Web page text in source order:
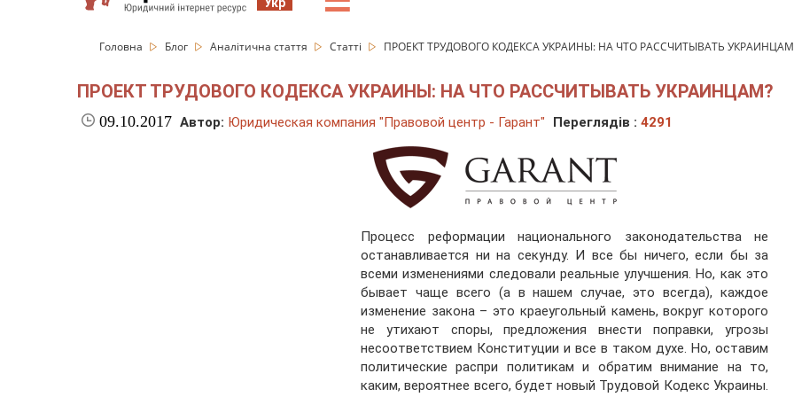
Головна Блог Аналітична стаття Статті ПРОЕКТ ТРУДОВОГО КОДЕКСА УКРАИНЫ: НА ЧТО РАССЧИТЫВАТЬ
ПРОЕКТ ТРУДОВОГО КОДЕКСА УКРАИНЫ: НА ЧТО РАССЧИТЫВАТЬ УКРАИНЦАМ?
09.10.2017 Автор: Юридическая компания "Правовой центр - Гарант" Переглядів : 4291
Процесс реформации национального законодательства не
останавливается ни на секунду. И все бы ничего, если бы за
всеми изменениями следовали реальные улучшения. Но, как это
бывает чаще всего (а в нашем случае, это всегда), каждое
изменение закона – это краеугольный камень, вокруг которого
не утихают споры, предложения внести поправки, угрозы
несоответствием Конституции и все в таком духе. Но, оставим
политические распри политикам и обратим внимание на то,
каким, вероятнее всего, будет новый Трудовой Кодекс Украины.